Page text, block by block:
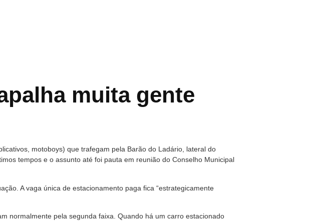
muita gente
motoboys) que trafegam pela Barão do Ladário, lateral do
tempos e o assunto até foi pauta em reunião do Conselho Municipal
A vaga única de estacionamento paga fica “estrategicamente
normalmente pela segunda faixa. Quando há um carro estacionado